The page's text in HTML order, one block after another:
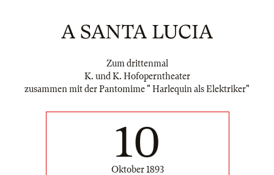
A SANTA LUCIA
Zum drittenmal
K. und K. Hofoperntheater
zusammen mit der Pantomime " Harlequin als Elektriker"
10
Oktober 1893